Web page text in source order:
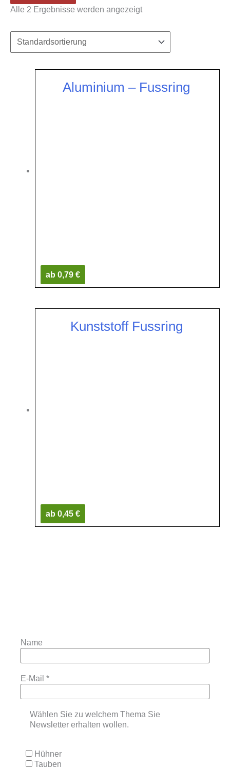
Alle 2 Ergebnisse werden angezeigt
Aluminium – Fussring
ab 0,79 €
Kunststoff Fussring
ab 0,45 €
Name
E-Mail *
Wählen Sie zu welchem Thema Sie
Newsletter erhalten wollen.
Hühner
Tauben